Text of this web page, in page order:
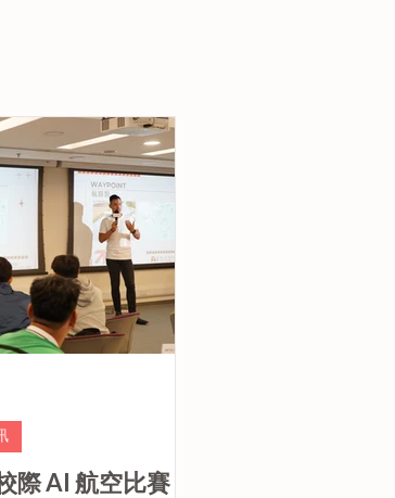
際 AI 航空比賽 —